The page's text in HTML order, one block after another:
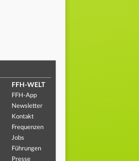
FFH-WELT
FFH-App
Newsletter
Kontakt
Frequenzen
Jobs
Führungen
Presse